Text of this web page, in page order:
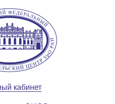
кабинет